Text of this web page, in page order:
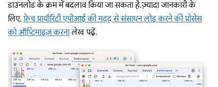
डाउनलोड के क्रम में बदलाव किया जा सकता है. ज़्यादा जानकारी के
लिए, फ़ेच प्रायॉरिटी एपीआई की मदद से संसाधन लोड करने की प्रोसेस
को ऑप्टिमाइज़ करनालेख पढ़ें.